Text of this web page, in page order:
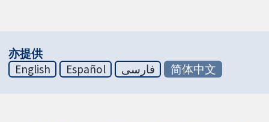
亦提供
English
Español فارسی 简体中文